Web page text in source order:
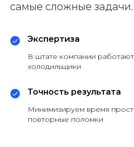
самые сложные задачи.
Экспертиза
В штате компании
холодильщики
Точность результата
Минимизируем время
повторные поломки